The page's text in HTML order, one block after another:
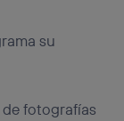
su
fotografías